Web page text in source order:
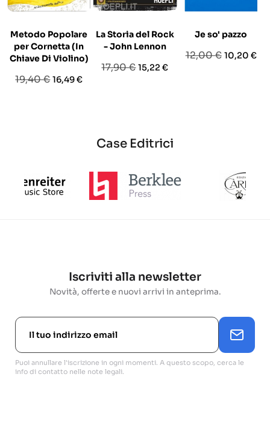
Metodo Popolare
per Cornetta (In
Chiave Di Violino)
Prezzo
19,40 €Prezzo
16,49 €
La Storia del Rock
- John Lennon
Prezzo
17,90 €Prezzo
15,22 €
Je so' pazzo
Prezzo
12,00 € Prezzo
10,20 €
Case Editrici
Iscriviti alla newsletter
Novità, offerte e nuovi arrivi in anteprima.
Puoi annullare l'iscrizione in ogni momenti. A questo scopo, cerca le
info di contatto nelle note legali.